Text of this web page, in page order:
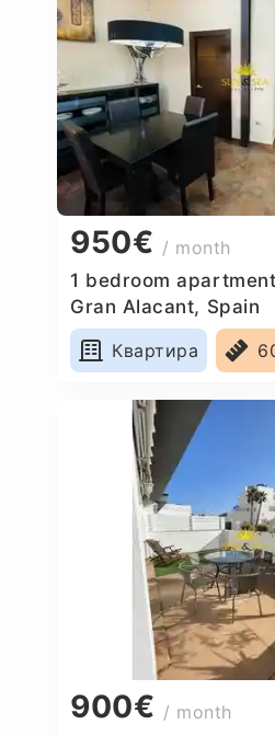
950€ / month
1 bedroom
Gran Alacant, Spain
Квартира
900€ / month